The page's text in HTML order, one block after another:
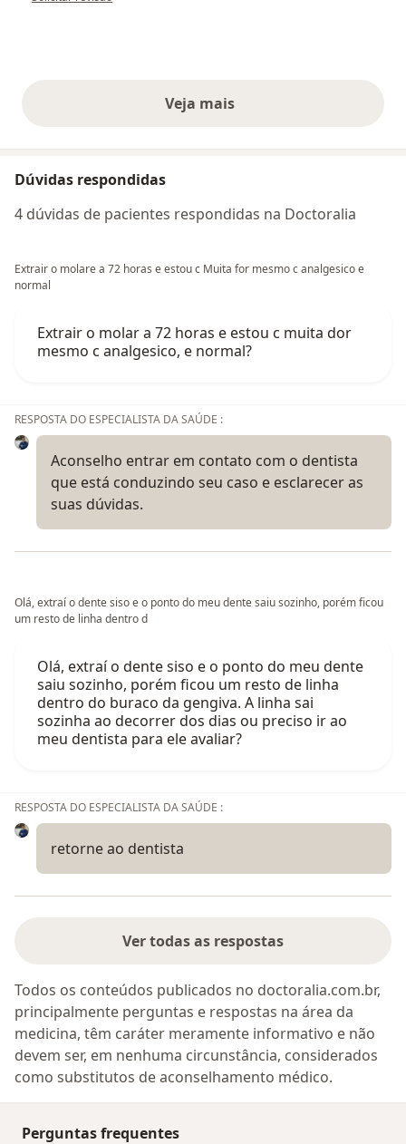
Veja maisopiniões acima
Dúvidas respondidas
4 dúvidas de pacientes respondidas na Doctoralia
Extrair o molare a 72 horas e estou c Muita for mesmo c analgesico e
normal
Extrair o molar a 72 horas e estou c muita dor
mesmo c analgesico, e normal?
RESPOSTA DO ESPECIALISTA DA SAÚDE :
Aconselho entrar em contato com o dentista
que está conduzindo seu caso e esclarecer as
suas dúvidas.
Olá, extraí o dente siso e o ponto do meu dente saiu sozinho, porém ficou
um resto de linha dentro d
Olá, extraí o dente siso e o ponto do meu dente
saiu sozinho, porém ficou um resto de linha
dentro do buraco da gengiva. A linha sai
sozinha ao decorrer dos dias ou preciso ir ao
meu dentista para ele avaliar?
RESPOSTA DO ESPECIALISTA DA SAÚDE :
retorne ao dentista
Ver todas as respostas
Todos os conteúdos publicados no doctoralia.com.br,
principalmente perguntas e respostas na área da
medicina, têm caráter meramente informativo e não
devem ser, em nenhuma circunstância, considerados
como substitutos de aconselhamento médico.
Perguntas frequentes